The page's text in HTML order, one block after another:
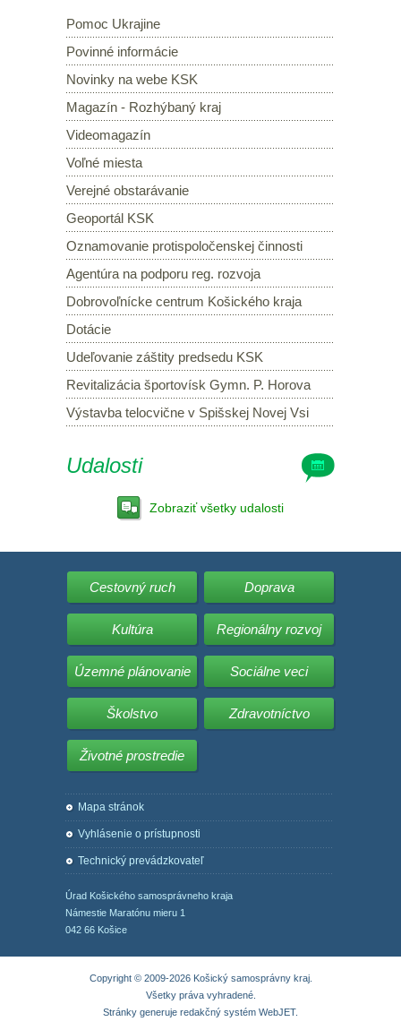
Pomoc Ukrajine
Povinné informácie
Novinky na webe KSK
Magazín - Rozhýbaný kraj
Videomagazín
Voľné miesta
Verejné obstarávanie
Geoportál KSK
Oznamovanie protispoločenskej činnosti
Agentúra na podporu reg. rozvoja
Dobrovoľnícke centrum Košického kraja
Dotácie
Udeľovanie záštity predsedu KSK
Revitalizácia športovísk Gymn. P. Horova
Výstavba telocvične v Spišskej Novej Vsi
Udalosti
Zobraziť všetky udalosti
Cestovný ruch Doprava
Kultúra Regionálny rozvoj
Územné plánovanie Sociálne veci
Školstvo Zdravotníctvo
Životné prostredie
Mapa stránok
Vyhlásenie o prístupnosti
Technický prevádzkovateľ
Úrad Košického samosprávneho kraja
Námestie Maratónu mieru 1
042 66 Košice
Copyright © 2009-2026 Košický samosprávny kraj.
Všetky práva vyhradené.
Stránky generuje redakčný systém WebJET.